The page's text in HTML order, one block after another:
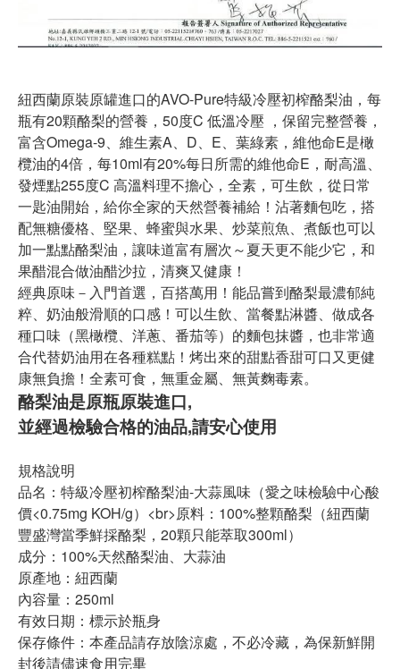
紐西蘭原裝原罐進口的AVO-Pure特級冷壓初榨酪梨油，每
瓶有20顆酪梨的營養，50度C 低溫冷壓 ，保留完整營養，
富含Omega-9、維生素A、D、E、葉綠素，維他命E是橄
欖油的4倍，每10ml有20%每日所需的維他命E，耐高溫、
發煙點255度C 高溫料理不擔心，全素，可生飲，從日常
一匙油開始，給你全家的天然營養補給！沾著麵包吃，搭
配無糖優格、堅果、蜂蜜與水果、炒菜煎魚、煮飯也可以
加一點點酪梨油，讓味道富有層次～夏天更不能少它，和
果醋混合做油醋沙拉，清爽又健康！
經典原味－入門首選，百搭萬用！能品嘗到酪梨最濃郁純
粹、奶油般滑順的口感！可以生飲、當餐點淋醬、做成各
種口味（黑橄欖、洋蔥、番茄等）的麵包抹醬，也非常適
合代替奶油用在各種糕點！烤出來的甜點香甜可口又更健
康無負擔！全素可食，無重金屬、無黃麴毒素。
酪梨油是原瓶原裝進口,
並經過檢驗合格的油品,請安心使用
規格說明
品名：特級冷壓初榨酪梨油-大蒜風味（愛之味檢驗中心酸
價<0.75mg KOH/g）<br>原料：100%整顆酪梨（紐西蘭
豐盛灣當季鮮採酪梨，20顆只能萃取300ml）
成分：100%天然酪梨油、大蒜油
原產地：紐西蘭
內容量：250ml
有效日期：標示於瓶身
保存條件：本產品請存放陰涼處，不必冷藏，為保新鮮開
封後請儘速食用完畢